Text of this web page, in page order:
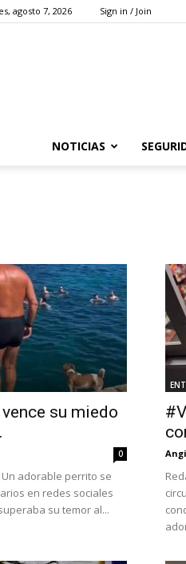
agosto 7, 2026 Sign in / Join
NOTICIAS
su miedo
0
adorable perrito se
en redes sociales
su temor al...